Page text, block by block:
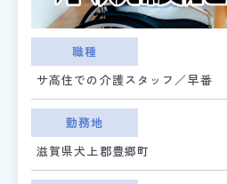
職種
サ高住での介護スタッフ／早番
勤務地
滋賀県犬上郡豊郷町